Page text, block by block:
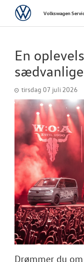
VolkswagenVolkswagen
En
sædvanlige
tirsdag 07 juli 2026
Drømmer du